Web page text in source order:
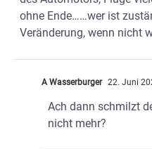
ohne Ende……wer ist
Veränderung, wenn nicht
A Wasserburger 22. Juni
Ach dann schmilzt
nicht mehr?